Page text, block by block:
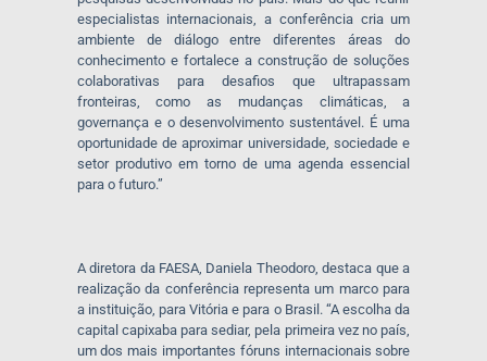
especialistas internacionais, a conferência cria um
ambiente de diálogo entre diferentes áreas do
conhecimento e fortalece a construção de soluções
colaborativas para desafios que ultrapassam
fronteiras, como as mudanças climáticas, a
governança e o desenvolvimento sustentável. É uma
oportunidade de aproximar universidade, sociedade e
setor produtivo em torno de uma agenda essencial
para o futuro.”
A diretora da FAESA, Daniela Theodoro, destaca que a
realização da conferência representa um marco para
a instituição, para Vitória e para o Brasil. “A escolha da
capital capixaba para sediar, pela primeira vez no país,
um dos mais importantes fóruns internacionais sobre